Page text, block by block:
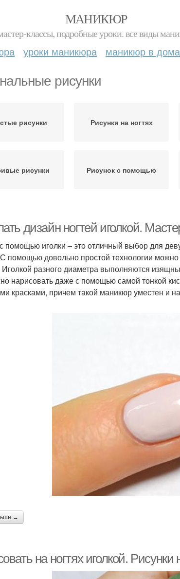
МАНИКЮР
классы, подробные уроки. все виды
уроки маникюра маникюр в
рисунки
рисунки Рисунки на ногтях
рисунки Рисунок с помощью
рисунком
фоне
для шеллака Шеллак с рисунком
дизайн ногтей иголкой.
помощью иголки – это отличный выбор для
помощью довольно простой технологии
Иголкой разного диаметра выполняются
нарисовать даже с помощью самой тонкой
красками, причем такой маникюр уместен и
→
на ногтях иголкой. Рисунки